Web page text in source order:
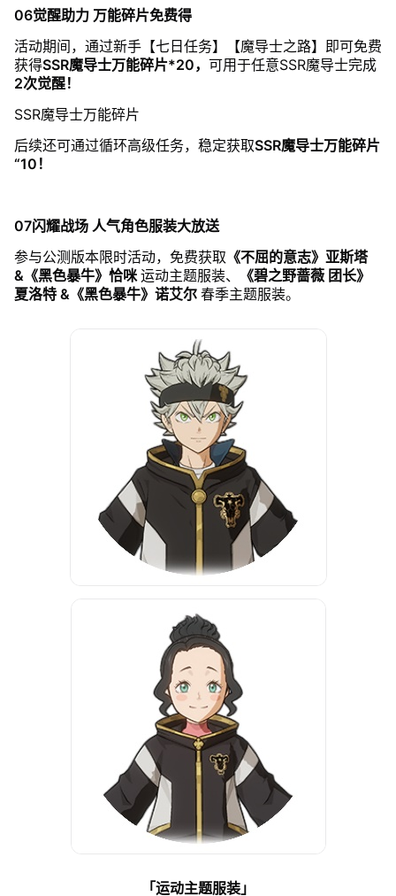
06觉醒助力 万能碎片免费得
活动期间，通过新手【七日任务】【魔导士之路】即可免费
获得SSR魔导士万能碎片*20， 可用于任意SSR魔导士完成
2次觉醒！
SSR魔导士万能碎片
后续还可通过循环高级任务，稳定获取SSR魔导士万能碎片
“10！
07闪耀战场 人气角色服装大放送
参与公测版本限时活动，免费获取 《不屈的意志》亚斯塔
&《黑色暴牛》恰咪运动主题服装、
《碧之野蔷薇 团长》
夏洛特 &《黑色暴牛》诺艾尔 春季主题服装。
「运动主题服装」